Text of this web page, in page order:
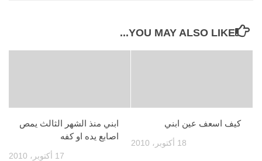
YOU MAY ALSO LIKE...
ابني منذ الشهر الثالث يمص
اصابع يده او كفه
17 أكتوبر، 2010
كيف اسعف عين ابني
18 أكتوبر، 2010